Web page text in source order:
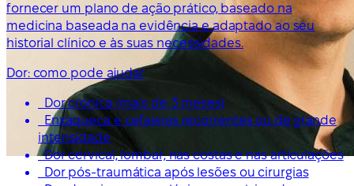
fornecer um plano de ação prático, baseado na
medicina baseada na evidência e adaptado ao seu
historial clínico e às suas necessidades.
Dor: como pode ajudar
Dor crónica (mais de 3 meses)
Enxaqueca e cefaleias recorrentes ou de grande
intensidade
Dor cervical, lombar, nas costas e nas articulações
Dor pós-traumática após lesões ou cirurgias